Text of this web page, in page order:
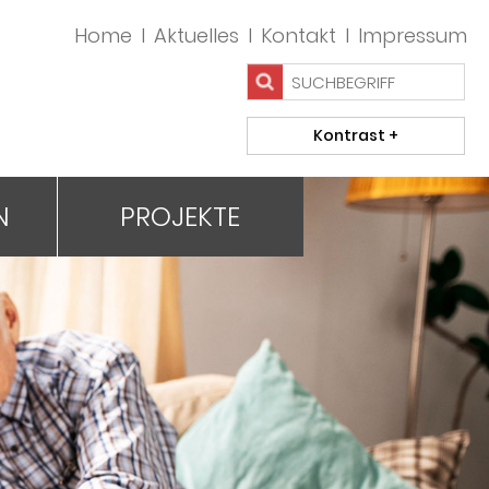
Home I Aktuelles I Kontakt I Impressum
PROJEKTE